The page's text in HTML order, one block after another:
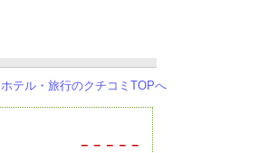
－－－－－
ホテル・旅行のクチコミTOPへ